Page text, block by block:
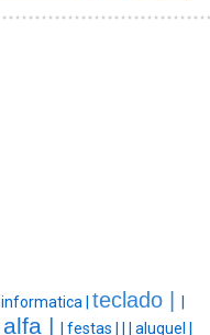
informatica | teclado |
alfa | festas | aluguel |